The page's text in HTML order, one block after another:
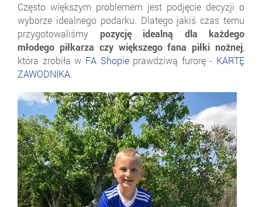
Często większym problemem jest podjęcie decyzji o
wyborze idealnego podarku. Dlatego jakiś czas temu
przygotowaliśmy pozycję idealną dla każdego
młodego piłkarza czy większego fana piłki nożnej
która zrobiła w FA Shopieprawdziwą furorę - KARTĘ
ZAWODNIKA.